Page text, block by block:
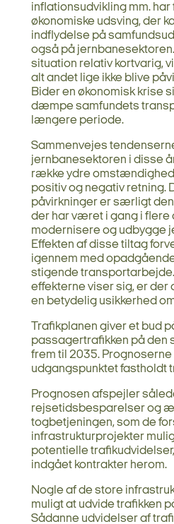
inflationsudvikling mm.
økonomiske udsving, der
indflydelse på
også på
situation relativ kortvarig,
alt andet lige ikke blive
Bider en økonomisk krise
dæmpe samfundets
længere periode.
Sammenvejes
jernbanesektoren i disse
række ydre
positiv og negativ retning.
påvirkninger er særligt
der har været i gang i flere
modernisere og udbygge
Effekten af disse tiltag
igennem med
stigende
effekterne viser sig, er der
en betydelig usikkerhed
Trafikplanen giver et bud
passagertrafikken på den
frem til 2035.
udgangspunktet fastholdt
Prognosen afspejler
rejsetidsbesparelser og
togbetjeningen, som de
infrastrukturprojekter
potentielle
indgået kontrakter herom.
Nogle af de store
muligt at udvide trafikken
Sådanne udvidelser af